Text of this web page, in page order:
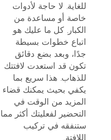
للغاية. لا حاجة لأدوات
خاصة أو مساعدة من
الكبار. كل ما عليك هو
اتباع خطوات بسيطة
جدًا، وبعد بضع دقائق
تكون قد استعدت لافتتك
للذهاب. هذا سريع بما
يكفي بحيث يمكنك قضاء
المزيد من الوقت في
التحضير لفعليتك أكثر مما
ستنفقه في تركيب
اللافتة.